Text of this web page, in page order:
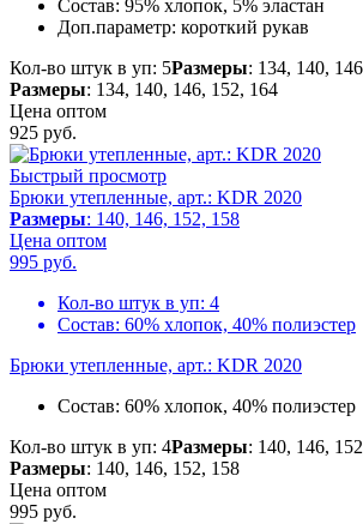
Состав: 95% хлопок, 5% эластан
Доп.параметр: короткий рукав
Кол-во штук в уп: 5Размеры: 134, 140,
Размеры: 134, 140, 146, 152, 164
Цена оптом
925 руб.
Быстрый просмотр
Брюки утепленные, арт.: KDR 2020
Размеры: 140, 146, 152, 158
Цена оптом
995 руб.
Кол-во штук в уп: 4
Состав: 60% хлопок, 40% полиэстер
Брюки утепленные, арт.: KDR 2020
Состав: 60% хлопок, 40% полиэстер
Кол-во штук в уп: 4Размеры: 140, 146,
Размеры: 140, 146, 152, 158
Цена оптом
995 руб.